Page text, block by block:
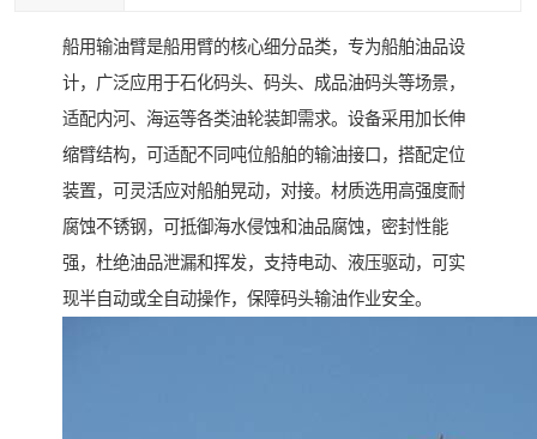
船用输油臂是船用臂的核心细分品类，专为船舶油品设
计，广泛应用于石化码头、码头、成品油码头等场景，
适配内河、海运等各类油轮装卸需求。设备采用加长伸
缩臂结构，可适配不同吨位船舶的输油接口，搭配定位
装置，可灵活应对船舶晃动，对接。材质选用高强度耐
腐蚀不锈钢，可抵御海水侵蚀和油品腐蚀，密封性能
强，杜绝油品泄漏和挥发，支持电动、液压驱动，可实
现半自动或全自动操作，保障码头输油作业安全。